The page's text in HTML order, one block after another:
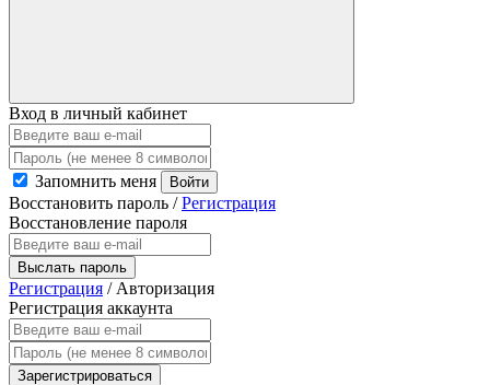
Вход в личный кабинет
Запомнить меня Войти
Восстановить пароль /Регистрация
Восстановление пароля
Выслать пароль
Регистрация / Авторизация
Регистрация аккаунта
Зарегистрироваться